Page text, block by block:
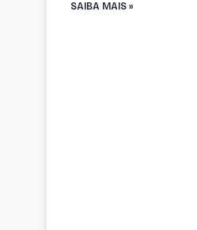
SAIBA MAIS »